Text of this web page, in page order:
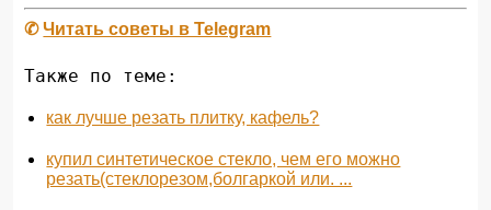
✆Читать советы в Telegram
Также по теме:
как лучше резать плитку, кафель?
купил синтетическое стекло, чем его можно
резать(стеклорезом,болгаркой или. ...